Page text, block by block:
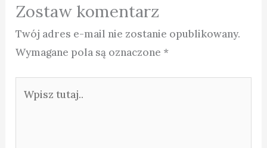
Zostaw komentarz
Twój adres e-mail nie zostanie opublikowany.
Wymagane pola są oznaczone *
tutaj..